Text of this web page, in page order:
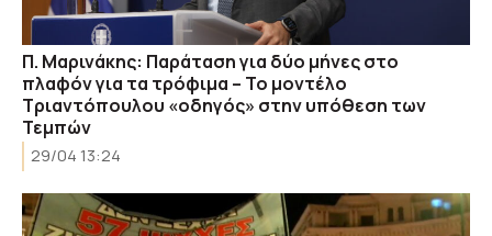
Π. Μαρινάκης: Παράταση για δύο μήνες στο
πλαφόν για τα τρόφιμα – Το μοντέλο
Τριαντόπουλου «οδηγός» στην υπόθεση των
Τεμπών
29/04 13:24